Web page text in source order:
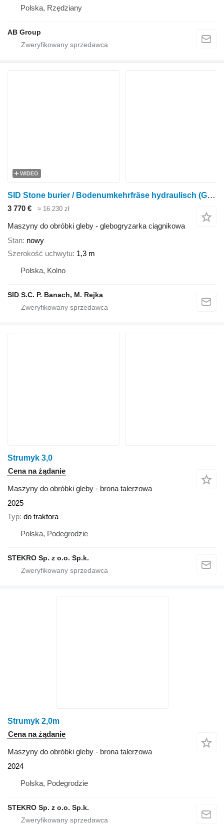
Polska, Rzędziany
AB Group
WIDEO
SID Stone burier / Bodenumkehrfräse hydraulisch (GB-2)
3 770 € ≈ 16 230 zł
Maszyny do obróbki gleby - glebogryzarka ciągnikowa
Stan nowy
Szerokość uchwytu 1,3 m
Polska, Kolno
SID S.C. P. Banach, M. Rejka
Strumyk 3,0
Cena na żądanie
Maszyny do obróbki gleby - brona talerzowa
2025
Typ do traktora
Polska, Podegrodzie
STEKRO Sp. z o.o. Sp.k.
Strumyk 2,0m
Cena na żądanie
Maszyny do obróbki gleby - brona talerzowa
2024
Polska, Podegrodzie
STEKRO Sp. z o.o. Sp.k.